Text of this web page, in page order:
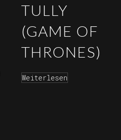
TULLY
(GAME OF
THRONES)
Weiterlesen